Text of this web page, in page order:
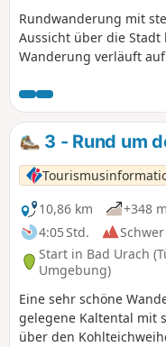
Rundwanderung mit
Aussicht über die
Wanderung verläuft
3 - Rund um
10,86 km
+348 m
4:05 Std.
Schwer
Start in Bad Urach
Umgebung)
Eine sehr schöne
gelegene Kaltental mit
über den